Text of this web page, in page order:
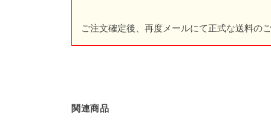
ご注文確定後、再度メールにて正式な送料の
関連商品